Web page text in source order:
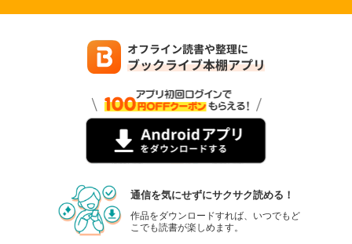
通信を気にせずにサクサク読める！
作品をダウンロードすれば、いつでもど
こでも読書が楽しめます。